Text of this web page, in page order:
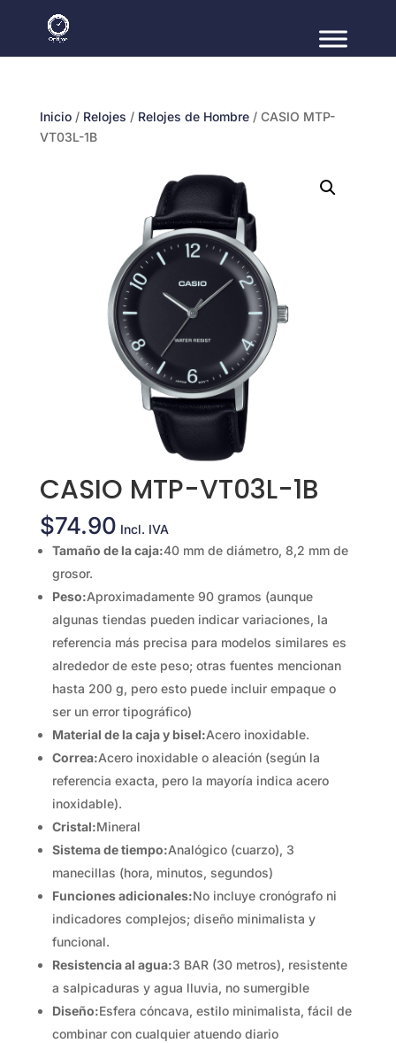
Inicio/ Relojes / Relojes de Hombre/ CASIO MTP-
VT03L-1B
CASIO MTP-VT03L-1B
$74.90 Incl. IVA
Tamaño de la caja:40 mm de diámetro, 8,2 mm de
grosor.
Peso:Aproximadamente 90 gramos (aunque
algunas tiendas pueden indicar variaciones, la
referencia más precisa para modelos similares es
alrededor de este peso; otras fuentes mencionan
hasta 200 g, pero esto puede incluir empaque o
ser un error tipográfico)
Material de la caja y bisel:Acero inoxidable.
Correa:Acero inoxidable o aleación (según la
referencia exacta, pero la mayoría indica acero
inoxidable).
Cristal:Mineral
Sistema de tiempo:Analógico (cuarzo), 3
manecillas (hora, minutos, segundos)
Funciones adicionales:No incluye cronógrafo ni
indicadores complejos; diseño minimalista y
funcional.
Resistencia al agua:3 BAR (30 metros), resistente
a salpicaduras y agua lluvia, no sumergible
Diseño:Esfera cóncava, estilo minimalista, fácil de
combinar con cualquier atuendo diario